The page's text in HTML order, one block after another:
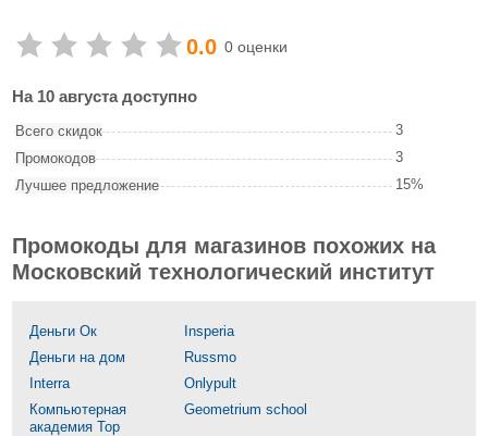
0.0 0 оценки
На 10 августа доступно
Всего скидок
3
Промокодов
3
Лучшее предложение
15%
Промокоды для магазинов похожих на
Московский технологический институт
Деньги Ок
Insperia
Деньги на дом
Russmo
Interra
Onlypult
Компьютерная
академия Top
Geometrium school